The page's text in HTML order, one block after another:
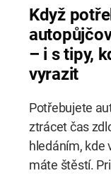
Když
– i s tipy,
vyrazit
Potřebujete
ztrácet čas
hledáním, kde
máte štěstí.